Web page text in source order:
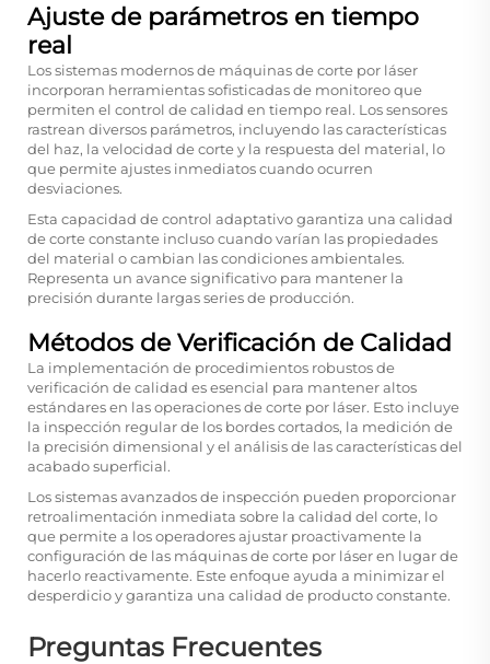
Ajuste de parámetros en tiempo
real
Los sistemas modernos de máquinas de corte por láser
incorporan herramientas sofisticadas de monitoreo que
permiten el control de calidad en tiempo real. Los sensores
rastrean diversos parámetros, incluyendo las características
del haz, la velocidad de corte y la respuesta del material, lo
que permite ajustes inmediatos cuando ocurren
desviaciones.
Esta capacidad de control adaptativo garantiza una calidad
de corte constante incluso cuando varían las propiedades
del material o cambian las condiciones ambientales.
Representa un avance significativo para mantener la
precisión durante largas series de producción.
Métodos de Verificación de Calidad
La implementación de procedimientos robustos de
verificación de calidad es esencial para mantener altos
estándares en las operaciones de corte por láser. Esto incluye
la inspección regular de los bordes cortados, la medición de
la precisión dimensional y el análisis de las características del
acabado superficial.
Los sistemas avanzados de inspección pueden proporcionar
retroalimentación inmediata sobre la calidad del corte, lo
que permite a los operadores ajustar proactivamente la
configuración de las máquinas de corte por láser en lugar de
hacerlo reactivamente. Este enfoque ayuda a minimizar el
desperdicio y garantiza una calidad de producto constante.
Preguntas Frecuentes